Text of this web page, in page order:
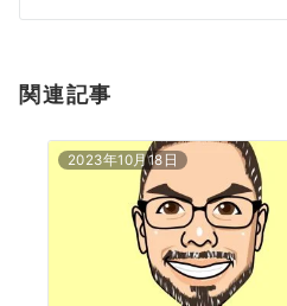
ン
関連記事
2023年10月18日